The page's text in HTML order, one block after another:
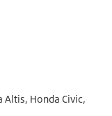
Honda Civic,